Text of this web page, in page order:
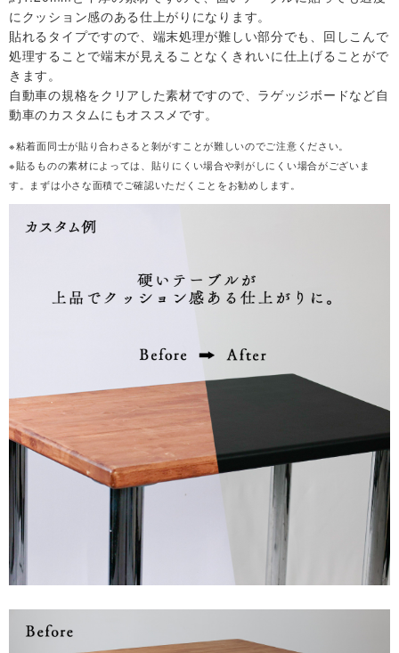
にクッション感のある仕上がりになります。
貼れるタイプですので、端末処理が難しい部分でも、回しこんで
処理することで端末が見えることなくきれいに仕上げることがで
きます。
自動車の規格をクリアした素材ですので、ラゲッジボードなど自
動車のカスタムにもオススメです。
※粘着面同士が貼り合わさると剝がすことが難しいのでご注意ください。
※貼るものの素材によっては、貼りにくい場合や剥がしにくい場合がございま
す。まずは小さな面積でご確認いただくことをお勧めします。